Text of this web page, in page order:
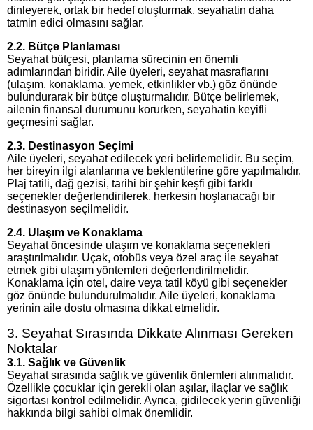
dinleyerek, ortak bir hedef oluşturmak, seyahatin daha
tatmin edici olmasını sağlar.
2.2. Bütçe Planlaması
Seyahat bütçesi, planlama sürecinin en önemli
adımlarından biridir. Aile üyeleri, seyahat masraflarını
(ulaşım, konaklama, yemek, etkinlikler vb.) göz önünde
bulundurarak bir bütçe oluşturmalıdır. Bütçe belirlemek,
ailenin finansal durumunu korurken, seyahatin keyifli
geçmesini sağlar.
2.3. Destinasyon Seçimi
Aile üyeleri, seyahat edilecek yeri belirlemelidir. Bu seçim,
her bireyin ilgi alanlarına ve beklentilerine göre yapılmalıdır.
Plaj tatili, dağ gezisi, tarihi bir şehir keşfi gibi farklı
seçenekler değerlendirilerek, herkesin hoşlanacağı bir
destinasyon seçilmelidir.
2.4. Ulaşım ve Konaklama
Seyahat öncesinde ulaşım ve konaklama seçenekleri
araştırılmalıdır. Uçak, otobüs veya özel araç ile seyahat
etmek gibi ulaşım yöntemleri değerlendirilmelidir.
Konaklama için otel, daire veya tatil köyü gibi seçenekler
göz önünde bulundurulmalıdır. Aile üyeleri, konaklama
yerinin aile dostu olmasına dikkat etmelidir.
3. Seyahat Sırasında Dikkate Alınması Gereken
Noktalar
3.1. Sağlık ve Güvenlik
Seyahat sırasında sağlık ve güvenlik önlemleri alınmalıdır.
Özellikle çocuklar için gerekli olan aşılar, ilaçlar ve sağlık
sigortası kontrol edilmelidir. Ayrıca, gidilecek yerin güvenliği
hakkında bilgi sahibi olmak önemlidir.